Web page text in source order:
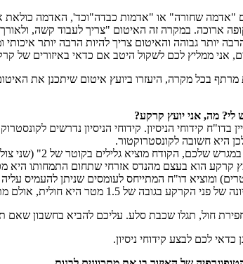
"אדמה שחורה" או "אדמות כבדה"וכד', האדמה
ארוכה. במקרה זה האיטום "צריך לעבוד קשה,
יותר גבוהה והאיטום צריך להיות הרבה יותר
אני ממליץ לכם לשקול היטב אם כדאי באיזורים של
בכל מקרה, היעזרו ביועץ איטום שיתכנן את
לי? מה, אני יועץ קרקע?
בדו"ח קידוחי הניסיון. קידוחי הניסיון נדרשים
היא חשובה לקונסטרוקטור.
בקוטר של 2" (שני צול, 5 ס"מ)של דוגמת הקרקע, עד לעומק של כ-8 מטר בערך.
קרקע הוא בעצם מהנדס אזרחי שתחום התמחותו
ומוציא דו"ח המתייחס לעומסים שניתן להעמיס עליה
ואז בעיית מים העומדים לאורך זמן שציינו לעיל – עדיין קיימת.
חול, תגלו שכבת סלע. עליכם להביא בחשבון שאם
לכם לבצע קידוחי ניסיון.